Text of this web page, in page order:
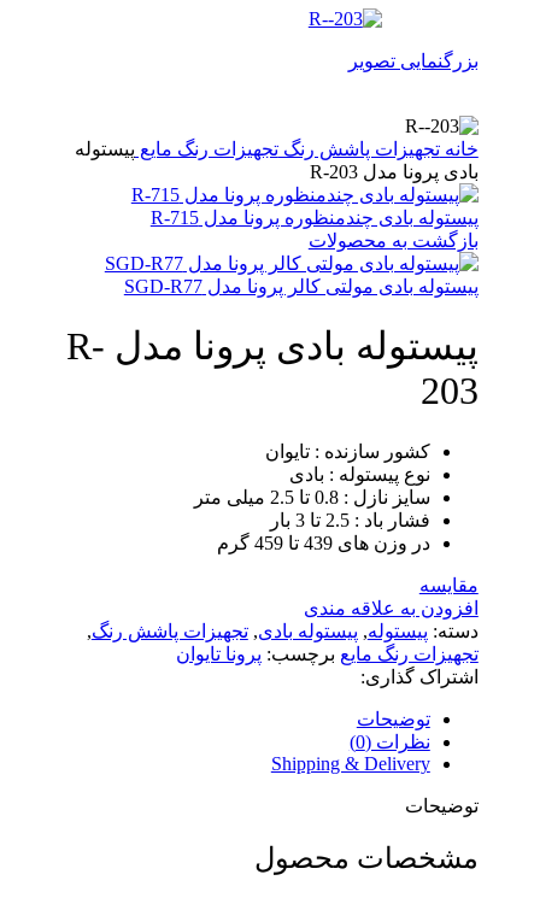
بزرگنمایی تصویر
خانهتجهیزات پاشش رنگتجهیزات رنگ مایع پیستوله
بادی پرونا مدل R-203
پیستوله بادی چندمنظوره پرونا مدل R-715
بازگشت به محصولات
پیستوله بادی مولتی کالر پرونا مدل SGD-R77
پیستوله بادی پرونا مدل R-
203
کشور سازنده : تایوان
نوع پیستوله : بادی
سایز نازل : 0.8 تا 2.5 میلی متر
فشار باد : 2.5 تا 3 بار
در وزن های 439 تا 459 گرم
مقایسه
افزودن به علاقه مندی
دسته: پیستوله, پیستوله بادی, تجهیزات پاشش رنگ,
تجهیزات رنگ مایع برچسب: پرونا تایوان
اشتراک گذاری:
توضیحات
نظرات (0)
Shipping & Delivery
توضیحات
مشخصات محصول